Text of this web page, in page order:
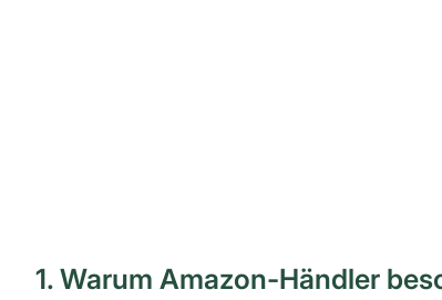
1. Warum Amazon-Händler